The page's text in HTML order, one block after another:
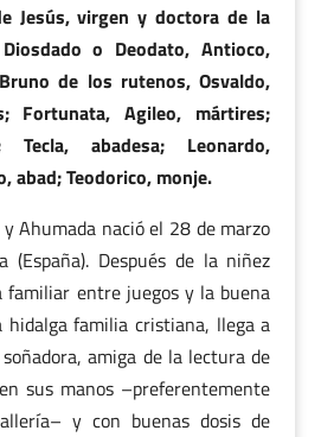
Jesús, virgen y doctora de la
o Deodato, Antioco,
de los rutenos, Osvaldo,
Fortunata, Agileo, mártires;
Tecla, abadesa; Leonardo,
abad; Teodorico, monje.
y Ahumada nació el 28 de marzo
Después de la niñez
familiar entre juegos y la buena
hidalga familia cristiana, llega a
amiga de la lectura de
sus manos –preferentemente
y con buenas dosis de